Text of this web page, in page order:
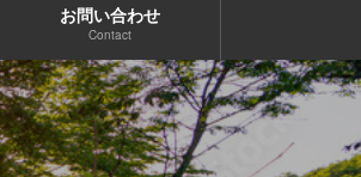
お問い合わせ
Contact